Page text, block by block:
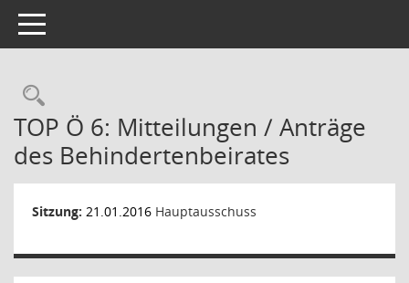
Toggle navigation
Rechercheauswahl
TOP Ö 6: Mitteilungen / Anträge
des Behindertenbeirates
Sitzung: 21.01.2016 Hauptausschuss